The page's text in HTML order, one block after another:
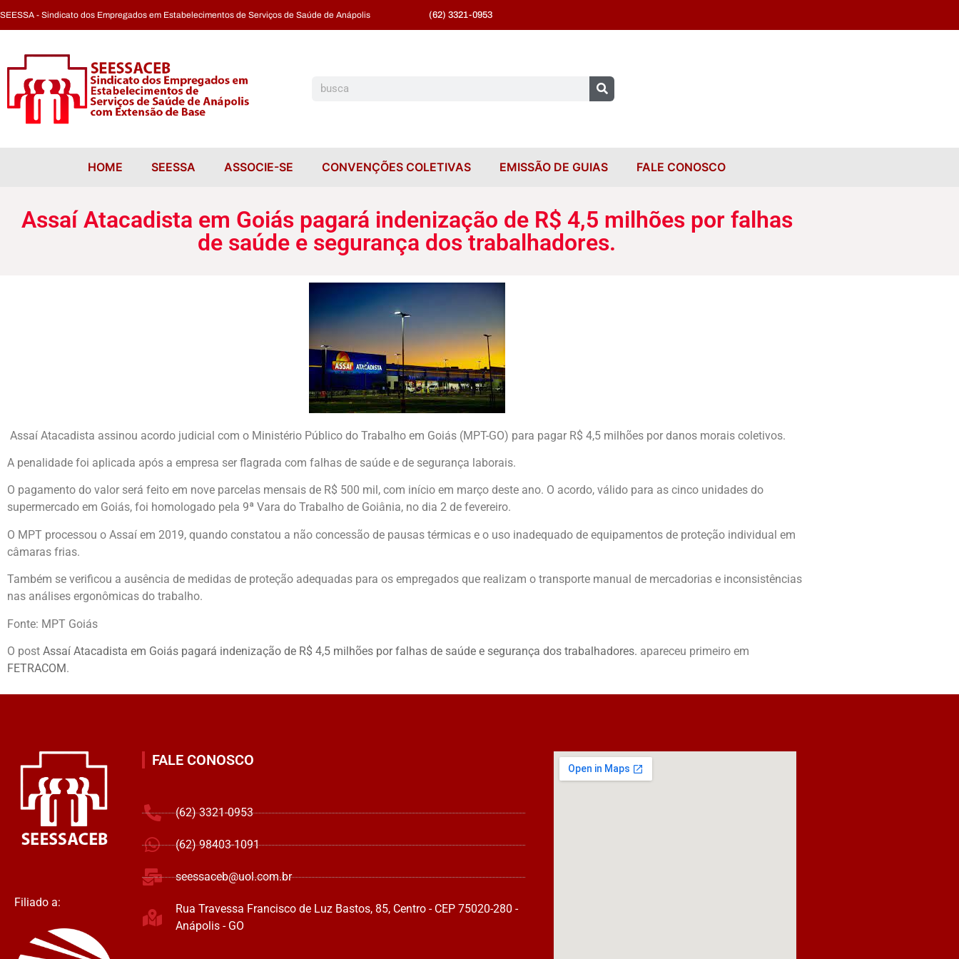
SEESSA - Sindicato dos Empregados em Estabelecimentos de Serviços de Saúde de Anápolis (62) 3321-0953
HOME SEESSA ASSOCIE-SE CONVENÇÕES COLETIVAS EMISSÃO DE GUIAS FALE CONOSCO
Assaí Atacadista em Goiás pagará indenização de R$ 4,5 milhões por falhas
de saúde e segurança dos trabalhadores.
Assaí Atacadista assinou acordo judicial com o Ministério Público do Trabalho em Goiás (MPT-GO) para pagar R$ 4,5 milhões por danos morais coletivos.
A penalidade foi aplicada após a empresa ser flagrada com falhas de saúde e de segurança laborais.
O pagamento do valor será feito em nove parcelas mensais de R$ 500 mil, com início em março deste ano. O acordo, válido para as cinco unidades do
supermercado em Goiás, foi homologado pela 9ª Vara do Trabalho de Goiânia, no dia 2 de fevereiro.
O MPT processou o Assaí em 2019, quando constatou a não concessão de pausas térmicas e o uso inadequado de equipamentos de proteção individual em
câmaras frias.
Também se verificou a ausência de medidas de proteção adequadas para os empregados que realizam o transporte manual de mercadorias e inconsistências
nas análises ergonômicas do trabalho.
Fonte: MPT Goiás
O post Assaí Atacadista em Goiás pagará indenização de R$ 4,5 milhões por falhas de saúde e segurança dos trabalhadores. apareceu primeiro em
FETRACOM.
Filiado a:
FALE CONOSCO
(62) 3321-0953
(62) 98403-1091
seessaceb@uol.com.br
Rua Travessa Francisco de Luz Bastos, 85, Centro - CEP 75020-280 -
Anápolis - GO